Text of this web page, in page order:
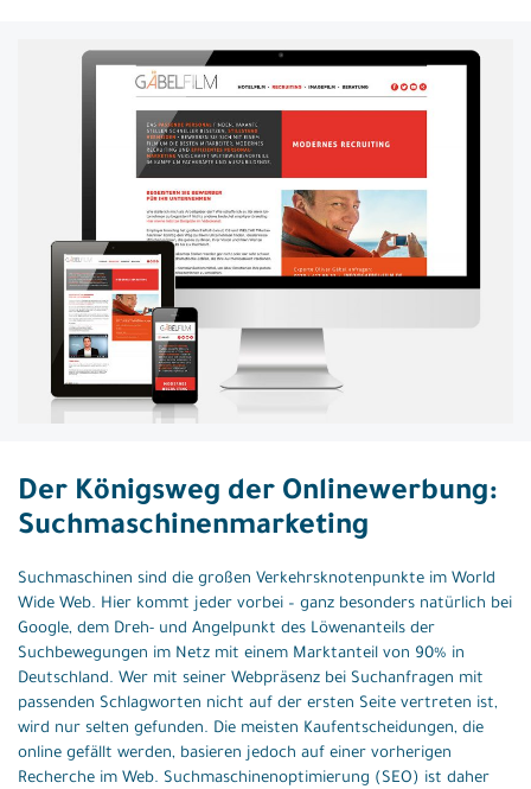
Der Königsweg der Onlinewerbung:
Suchmaschinenmarketing
Suchmaschinen sind die großen Verkehrsknotenpunkte im World
Wide Web. Hier kommt jeder vorbei – ganz besonders natürlich bei
Google, dem Dreh- und Angelpunkt des Löwenanteils der
Suchbewegungen im Netz mit einem Marktanteil von 90% in
Deutschland. Wer mit seiner Webpräsenz bei Suchanfragen mit
passenden Schlagworten nicht auf der ersten Seite vertreten ist,
wird nur selten gefunden. Die meisten Kaufentscheidungen, die
online gefällt werden, basieren jedoch auf einer vorherigen
Recherche im Web. Suchmaschinenoptimierung (SEO) ist daher